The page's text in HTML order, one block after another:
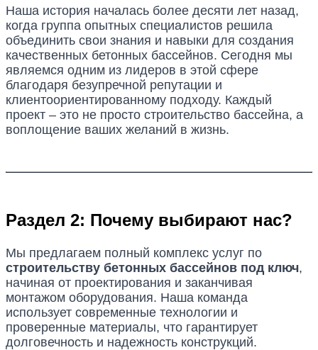
Наша история началась более десяти лет назад,
когда группа опытных специалистов решила
объединить свои знания и навыки для создания
качественных бетонных бассейнов. Сегодня мы
являемся одним из лидеров в этой сфере
благодаря безупречной репутации и
клиентоориентированному подходу. Каждый
проект – это не просто строительство бассейна, а
воплощение ваших желаний в жизнь.
Раздел 2: Почему выбирают нас?
Мы предлагаем полный комплекс услуг по
строительству бетонных бассейнов под ключ,
начиная от проектирования и заканчивая
монтажом оборудования. Наша команда
использует современные технологии и
проверенные материалы, что гарантирует
долговечность и надежность конструкций.